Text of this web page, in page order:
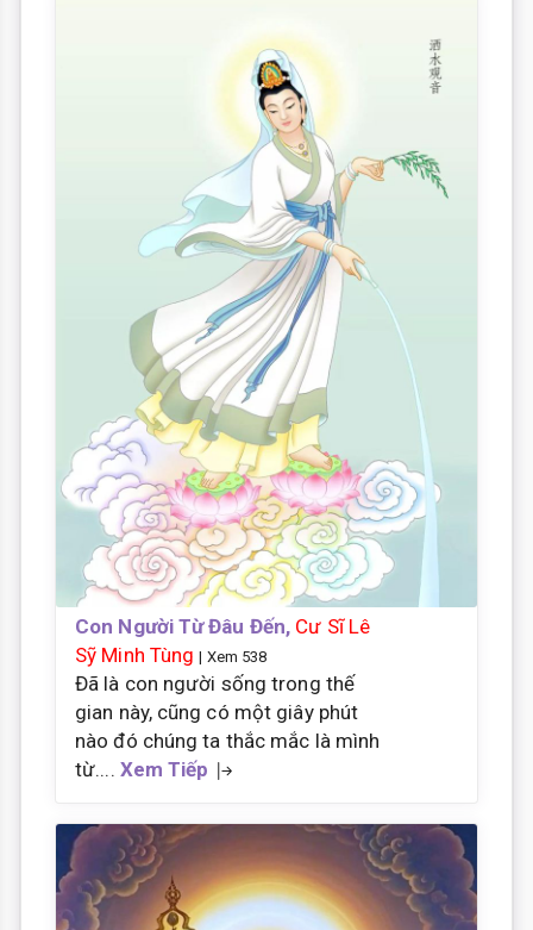
Con Người Từ Đâu Đến, Cư Sĩ Lê
Sỹ Minh Tùng | Xem 538
Đã là con người sống trong thế
gian này, cũng có một giây phút
nào đó chúng ta thắc mắc là mình
từ.... Xem Tiếp